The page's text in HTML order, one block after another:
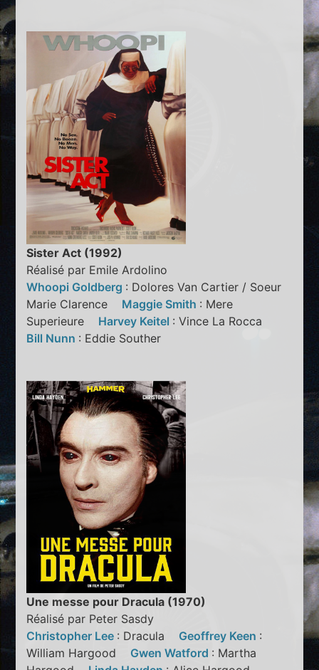
Sister Act (1992)
Réalisé par Emile Ardolino
Whoopi Goldberg : Dolores Van Cartier / Soeur
Marie Clarence Maggie Smith : Mere
Superieure Harvey Keitel : Vince La Rocca
Bill Nunn : Eddie Souther
Une messe pour Dracula (1970)
Réalisé par Peter Sasdy
Christopher Lee : Dracula Geoffrey Keen :
William Hargood Gwen Watford : Martha